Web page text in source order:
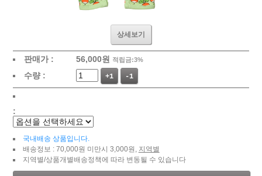
상세보기
판매가 : 56,000원 적립금:3%
수량 : +1 -1
:
국내배송 상품입니다.
배송정보 : 70,000원 미만시 3,000원, 지역별
지역별/상품개별배송정책에 따라 변동될 수 있습니다